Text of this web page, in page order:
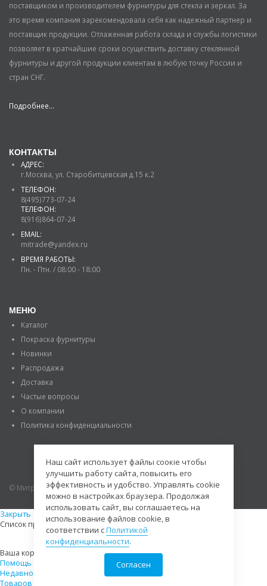
поставщиком и производителем фурнитуры для стекла и зеркал. За
это время компания зарекомендовала себя как надежный партнер и
поставщик продукции. Отлаженная работа склада и службы логистики
позволяет в кратчайшие сроки осуществить доставку стеклянной
фурнитуры и другой продукции клиентам в любую точку России и
стран СНГ.
Подробнее...
КОНТАКТЫ
АДРЕС:
г.Москва, ул. Старобитцевская д.15 к.2
ТЕЛЕФОН:
8(495)773-07-24
ТЕЛЕФОН:
8(916)864-07-24
EMAIL:
mitrade@yandex.ru
ВРЕМЯ РАБОТЫ:
Пн. - Птн. / 08:00 - 18:00
МЕНЮ
Каталог
Покраска фурнитуры
Новинки
Распродажа
Доставка
Частые вопросы
О компании
Политика конфиденциальности
© Митраде. 2020. Все права защищены.
Закрыть
Список просмотренных товаров пуст
Ваша корзина пуста
Помощь
Недавно просмотренные
Товаров
Наш сайт использует файлы соокіе чтобы
улучшить работу сайта, повысить его
эффективность и удобство. Управлять cookie
можно в настройках браузера. Продолжая
использовать сайт, вы соглашаетесь на
использование файлов cookie, в
соответствии сПолитикой
конфиденциальности.
Согласен